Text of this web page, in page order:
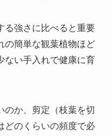
る強さに比べると重要
の簡単な観葉植物ほど
ない手入れで健康に育
のか、剪定（枝葉を切
どのくらいの頻度で必